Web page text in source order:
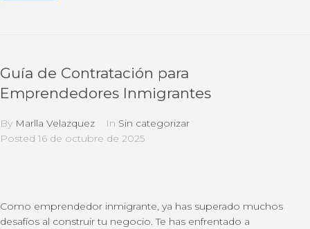
Guía de Contratación para
Emprendedores Inmigrantes
By Marlla Velazquez In Sin categorizar
Posted 16 de octubre de 2025
Como emprendedor inmigrante, ya has superado muchos
desafíos al construir tu negocio. Te has enfrentado a